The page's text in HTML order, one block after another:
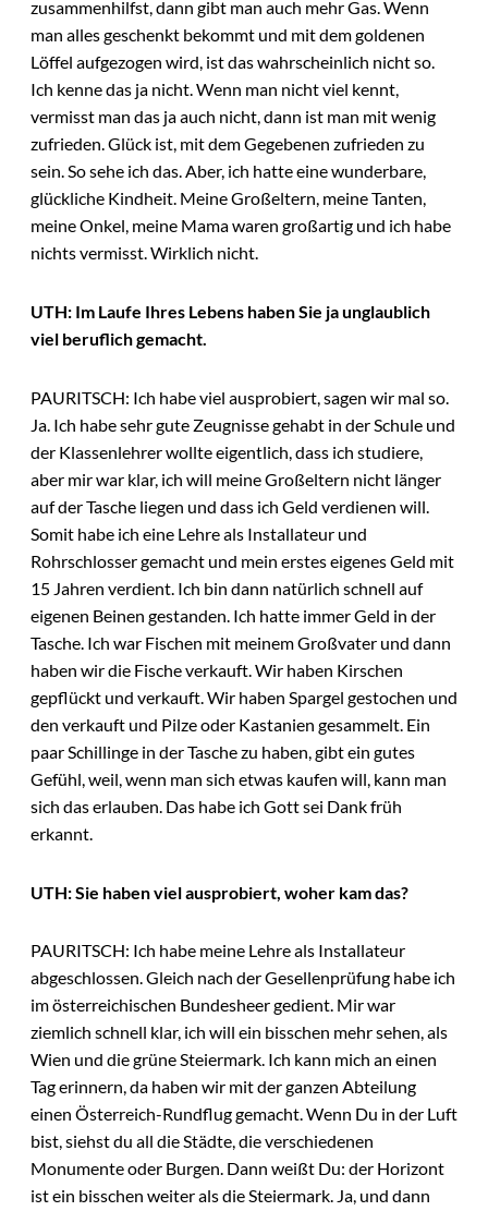
zusammenhilfst, dann gibt man auch mehr Gas. Wenn
man alles geschenkt bekommt und mit dem goldenen
Löffel aufgezogen wird, ist das wahrscheinlich nicht so.
Ich kenne das ja nicht. Wenn man nicht viel kennt,
vermisst man das ja auch nicht, dann ist man mit wenig
zufrieden. Glück ist, mit dem Gegebenen zufrieden zu
sein. So sehe ich das. Aber, ich hatte eine wunderbare,
glückliche Kindheit. Meine Großeltern, meine Tanten,
meine Onkel, meine Mama waren großartig und ich habe
nichts vermisst. Wirklich nicht.
UTH: Im Laufe Ihres Lebens haben Sie ja unglaublich
viel beruflich gemacht.
PAURITSCH: Ich habe viel ausprobiert, sagen wir mal so.
Ja. Ich habe sehr gute Zeugnisse gehabt in der Schule und
der Klassenlehrer wollte eigentlich, dass ich studiere,
aber mir war klar, ich will meine Großeltern nicht länger
auf der Tasche liegen und dass ich Geld verdienen will.
Somit habe ich eine Lehre als Installateur und
Rohrschlosser gemacht und mein erstes eigenes Geld mit
15 Jahren verdient. Ich bin dann natürlich schnell auf
eigenen Beinen gestanden. Ich hatte immer Geld in der
Tasche. Ich war Fischen mit meinem Großvater und dann
haben wir die Fische verkauft. Wir haben Kirschen
gepflückt und verkauft. Wir haben Spargel gestochen und
den verkauft und Pilze oder Kastanien gesammelt. Ein
paar Schillinge in der Tasche zu haben, gibt ein gutes
Gefühl, weil, wenn man sich etwas kaufen will, kann man
sich das erlauben. Das habe ich Gott sei Dank früh
erkannt.
UTH: Sie haben viel ausprobiert, woher kam das?
PAURITSCH: Ich habe meine Lehre als Installateur
abgeschlossen. Gleich nach der Gesellenprüfung habe ich
im österreichischen Bundesheer gedient. Mir war
ziemlich schnell klar, ich will ein bisschen mehr sehen, als
Wien und die grüne Steiermark. Ich kann mich an einen
Tag erinnern, da haben wir mit der ganzen Abteilung
einen Österreich-Rundflug gemacht. Wenn Du in der Luft
bist, siehst du all die Städte, die verschiedenen
Monumente oder Burgen. Dann weißt Du: der Horizont
ist ein bisschen weiter als die Steiermark. Ja, und dann